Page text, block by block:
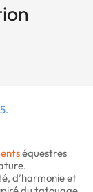
équestres
d’harmonie et